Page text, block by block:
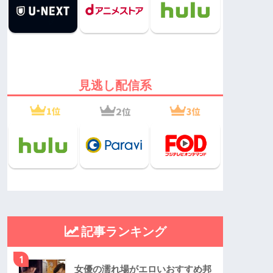
見逃し配信系
記事ランキング
1
女優の濡れ場がエロいおすすめ邦